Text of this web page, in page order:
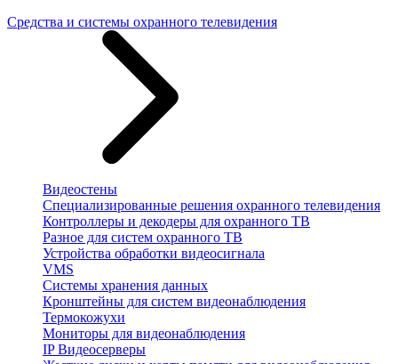
Средства и системы охранного телевидения
Видеостены
Специализированные решения охранного телевидения
Контроллеры и декодеры для охранного ТВ
Разное для систем охранного ТВ
Устройства обработки видеосигнала
VMS
Системы хранения данных
Кронштейны для систем видеонаблюдения
Термокожухи
Мониторы для видеонаблюдения
IP Видеосерверы